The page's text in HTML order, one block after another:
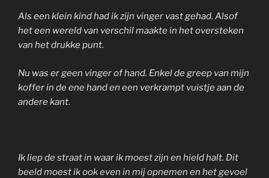
Als een klein kind had ik zijn vinger vast gehad. Alsof
het een wereld van verschil maakte in het oversteken
van het drukke punt.
Nu was er geen vinger of hand. Enkel de greep van mijn
koffer in de ene hand en een verkrampt vuistje aan de
andere kant.
Ik liep de straat in waar ik moest zijn en hield halt. Dit
beeld moest ik ook even in mij opnemen en het gevoel